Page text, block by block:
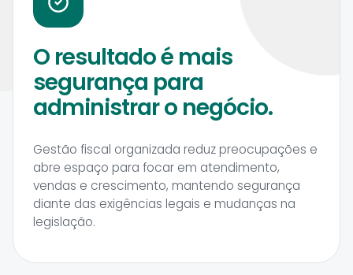
O resultado é mais
segurança para
administrar o negócio.
Gestão fiscal organizada reduz preocupações e
abre espaço para focar em atendimento,
vendas e crescimento, mantendo segurança
diante das exigências legais e mudanças na
legislação.